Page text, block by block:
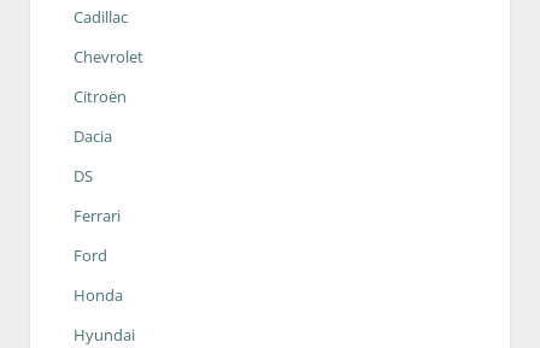
Cadillac
Chevrolet
Citroën
Dacia
DS
Ferrari
Ford
Honda
Hyundai